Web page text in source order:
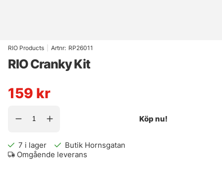
RIO Products Artnr: RP26011
RIO Cranky Kit
159 kr
Köp nu!
7 i lager
Butik Hornsgatan
Omgående leverans